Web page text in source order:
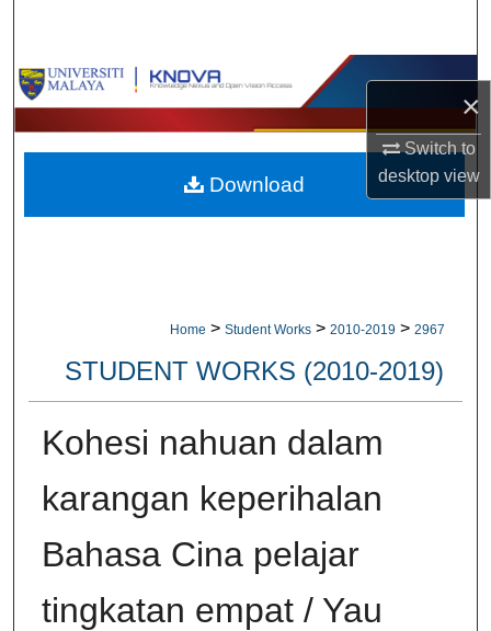
×
Switch to
desktopview
Browse Collections
My Account
About
Home > Student Works > 2010-2019 > 2967
STUDENT WORKS (2010-2019)
Kohesi nahuan dalam
karangan keperihalan
Bahasa Cina pelajar
tingkatan empat / Yau
Download